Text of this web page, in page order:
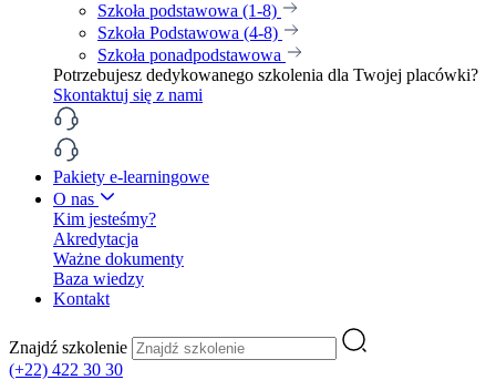
Szkoła podstawowa (1-8)
Szkoła Podstawowa (4-8)
Szkoła ponadpodstawowa
Potrzebujesz dedykowanego szkolenia dla Twojej placówki?
Skontaktuj się z nami
Pakiety e-learningowe
O nas
Kim jesteśmy?
Akredytacja
Ważne dokumenty
Baza wiedzy
Kontakt
Znajdź szkolenie
(+22) 422 30 30